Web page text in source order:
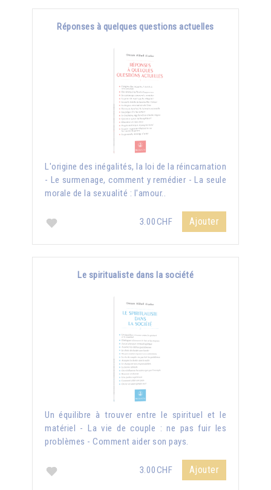
Réponses à quelques questions actuelles
L'origine des inégalités, la loi de la réincarnation
- Le surmenage, comment y remédier - La seule
morale de la sexualité : l'amour..
3.00CHF Ajouter
Le spiritualiste dans la société
Un équilibre à trouver entre le spirituel et le
matériel - La vie de couple : ne pas fuir les
problèmes - Comment aider son pays.
3.00CHF Ajouter